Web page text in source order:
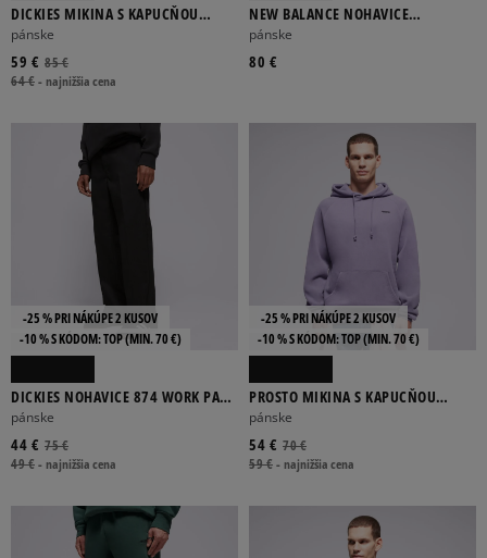
DICKIES MIKINA S KAPUCŇOU
WRENCH HOODIE
pánske
85 €
59 €
64 €-najnižšia cena
NEW BALANCE NOHAVICE
ATHLETICS STANDARD PANT 30"
pánske
80 €
-10 % S KÓDOM: TOP (MIN. 70 €)
-25 % PRI NÁKÚPE 2 KUSOV
DICKIES NOHAVICE 874 WORK PANT
REC
pánske
75 €
44 €
49 €-najnižšia cena
-10 % S KÓDOM: TOP (MIN. 70 €)
-25 % PRI NÁKÚPE 2 KUSOV
PROSTO MIKINA S KAPUCŇOU
HOODIE SKIZZLE WASHED LAVENDER
pánske
70 €
54 €
59 €-najnižšia cena